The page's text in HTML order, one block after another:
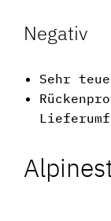
Negativ
Sehr